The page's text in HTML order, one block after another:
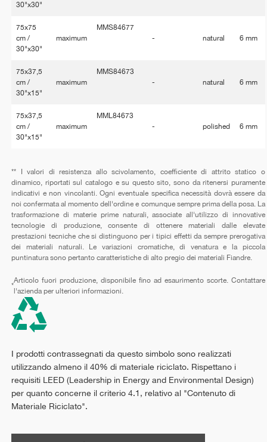
30"x30"
75x75
cm /
30"x30"
maximum
MMS84677
-
natural 6 mm
75x37,5
cm /
30"x15"
maximum
MMS84673
-
natural 6 mm
75x37,5
cm /
30"x15"
maximum
MML84673
-
polished 6 mm
** I valori di resistenza allo scivolamento, coefficiente di attrito statico o
dinamico, riportati sul catalogo e su questo sito, sono da ritenersi puramente
indicativi e non vincolanti. Ogni eventuale specifica necessità dovrà essere da
noi confermata al momento dell'ordine e comunque sempre prima della posa. La
trasformazione di materie prime naturali, associate all'utilizzo di innovative
tecnologie di produzione, consente di ottenere materiali dalle elevate
prestazioni tecniche che si distinguono per i tipici effetti da sempre prerogativa
dei materiali naturali. Le variazioni cromatiche, di venatura e la piccola
puntinatura sono pertanto caratteristiche di alto pregio dei materiali Fiandre.
*
Articolo fuori produzione, disponibile fino ad esaurimento scorte. Contattare
l'azienda per ulteriori informazioni.
I prodotti contrassegnati da questo simbolo sono realizzati
utilizzando almeno il 40% di materiale riciclato. Rispettano i
requisiti LEED (Leadership in Energy and Environmental Design)
per quanto concerne il criterio 4.1, relativo al "Contenuto di
Materiale Riciclato".